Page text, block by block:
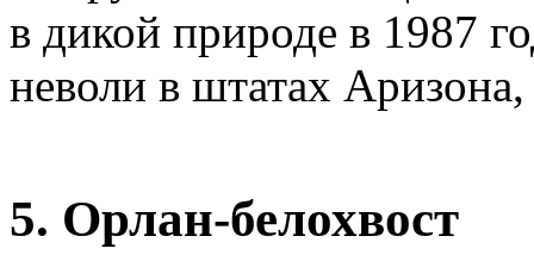
в дикой природе в 1987
неволи в штатах
5. Орлан-белохвост